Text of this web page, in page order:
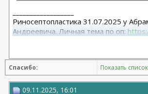
Риносептопластика 31.07.2025 у
Андреевича. Личная тема по оп:
Спасибо: Показать список
09.11.2025, 16:01